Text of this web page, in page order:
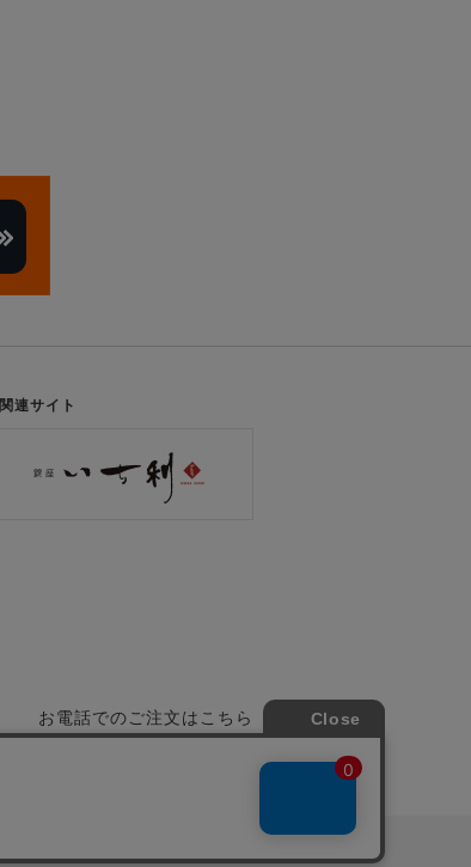
関連サイト
お電話でのご注文はこちら